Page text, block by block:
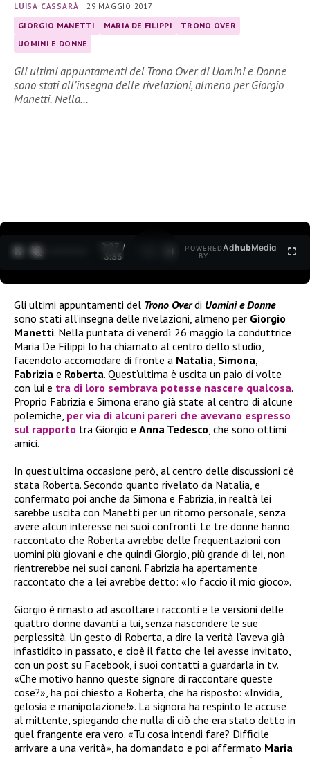
LUISA CASSARÀ | 29 MAGGIO 2017
GIORGIO MANETTI MARIA DE FILIPPI
TRONO OVER
UOMINI E DONNE
Gli ultimi appuntamenti del Trono Over di Uomini e Donne
sono stati all’insegna delle rivelazioni, almeno per Giorgio
Manetti. Nella…
0:27 /
3:35
POWERED
BY
AdhubMedia
Gli ultimi appuntamenti del Trono Overdi Uomini e Donne
sono stati all’insegna delle rivelazioni, almeno per Giorgio
Manetti. Nella puntata di venerdì 26 maggio la conduttrice
Maria De Filippi lo ha chiamato al centro dello studio,
facendolo accomodare di fronte a Natalia Simona
Fabrizia e Roberta. Quest’ultima è uscita un paio di volte
con lui e tra di loro sembrava potesse nascere qualcosa.
Proprio Fabrizia e Simona erano già state al centro di alcune
polemiche, per via di alcuni pareri che avevano espresso
sul rapporto tra Giorgio e Anna Tedesco , che sono ottimi
amici.
In quest’ultima occasione però, al centro delle discussioni c’è
stata Roberta. Secondo quanto rivelato da Natalia, e
confermato poi anche da Simona e Fabrizia, in realtà lei
sarebbe uscita con Manetti per un ritorno personale, senza
avere alcun interesse nei suoi confronti. Le tre donne hanno
raccontato che Roberta avrebbe delle frequentazioni con
uomini più giovani e che quindi Giorgio, più grande di lei, non
rientrerebbe nei suoi canoni. Fabrizia ha apertamente
raccontato che a lei avrebbe detto: «Io faccio il mio gioco».
Giorgio è rimasto ad ascoltare i racconti e le versioni delle
quattro donne davanti a lui, senza nascondere le sue
perplessità. Un gesto di Roberta, a dire la verità l’aveva già
infastidito in passato, e cioè il fatto che lei avesse invitato,
con un post su Facebook, i suoi contatti a guardarla in tv.
«Che motivo hanno queste signore di raccontare queste
cose?», ha poi chiesto a Roberta, che ha risposto: «Invidia,
gelosia e manipolazione!». La signora ha respinto le accuse
al mittente, spiegando che nulla di ciò che era stato detto in
quel frangente era vero. «Tu cosa intendi fare? Difficile
arrivare a una verità», ha domandato e poi affermato Maria